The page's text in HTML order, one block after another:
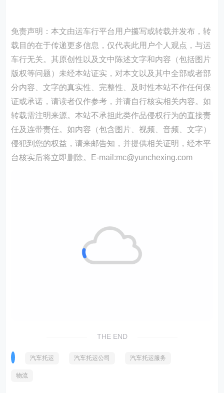
免责声明：本文由运车行平台用户攥写或转载并发布，转
载目的在于传递更多信息，仅代表此用户个人观点，与运
车行无关。其原创性以及文中陈述文字和内容（包括图片
版权等问题）未经本站证实，对本文以及其中全部或者部
分内容、文字的真实性、完整性、及时性本站不作任何保
证或承诺，请读者仅作参考，并请自行核实相关内容。如
转载需注明来源。本站不承担此类作品侵权行为的直接责
任及连带责任。如内容（包含图片、视频、音频、文字）
侵犯到您的权益，请来邮告知，并提供相关证明，经本平
台核实后将立即删除。E-mail:mc@yunchexing.com
THE END
汽车托运 汽车托运公司 汽车托运服务
物流